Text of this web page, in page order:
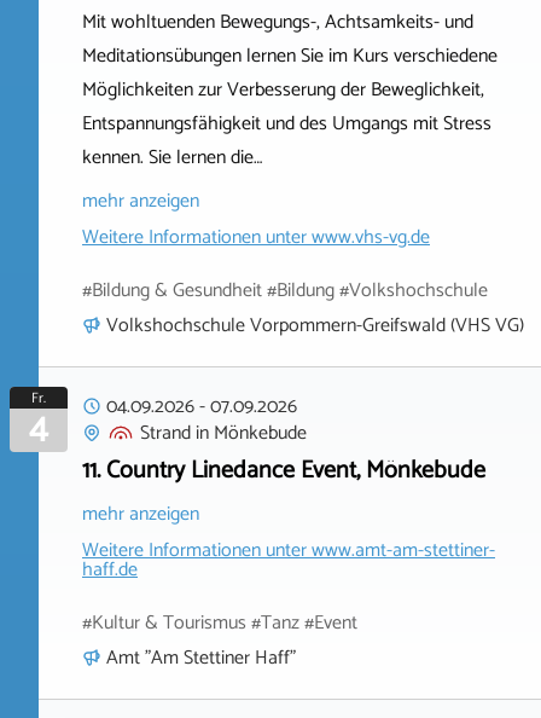
Mit wohltuenden Bewegungs-, Achtsamkeits- und
Meditationsübungen lernen Sie im Kurs verschiedene
Möglichkeiten zur Verbesserung der Beweglichkeit,
Entspannungsfähigkeit und des Umgangs mit Stress
kennen. Sie lernen die…
mehr anzeigen
Weitere Informationen unterwww.vhs-vg.de
#Bildung & Gesundheit #Bildung #Volkshochschule
Volkshochschule Vorpommern-Greifswald (VHS VG)
Fr.
4 04.09.2026-07.09.2026
StrandinMönkebude
11. Country Linedance Event, Mönkebude
mehr anzeigen
Weitere Informationen unterwww.amt-am-stettiner-
haff.de
#Kultur & Tourismus #Tanz #Event
Amt "Am Stettiner Haff"